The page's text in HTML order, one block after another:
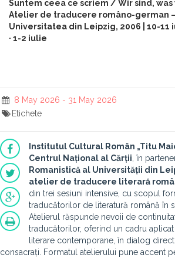
Suntem ceea ce scriem / Wir sind, was
Atelier de traducere româno-german
Universitatea din Leipzig, 2006 | 10-11
· 1-2 iulie
8 May 2026 - 31 May 2026
Etichete
Institutul Cultural Român „Titu
Centrul Național al Cărții , în
Romanistică al Universității din
atelier de traducere literară
din trei sesiuni intensive, cu scopul
traducătorilor de literatură română în
Atelierul răspunde nevoii de
traducătorilor, oferind un cadru
literare contemporane, în dialog
consacrați. Formatul atelierului pune accent